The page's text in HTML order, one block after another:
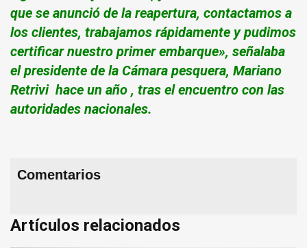
que se anunció de la reapertura, contactamos a
los clientes, trabajamos rápidamente y pudimos
certificar nuestro primer embarque», señalaba
el presidente de la Cámara pesquera, Mariano
Retrivi hace un año , tras el encuentro con las
autoridades nacionales.
Comentarios
Artículos relacionados